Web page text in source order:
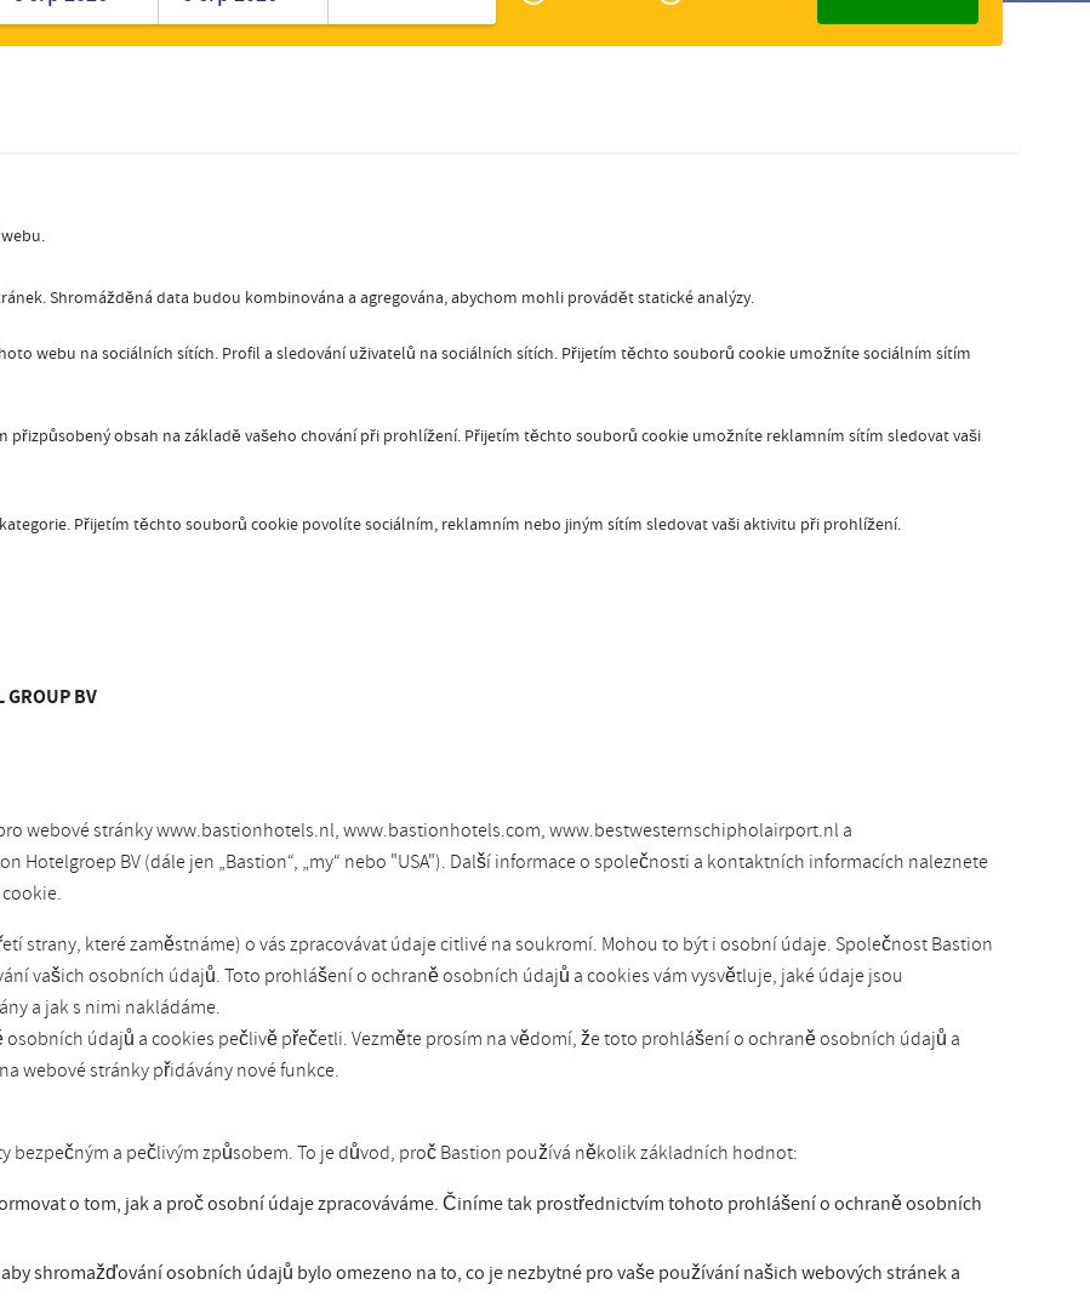
Romanian Turkish
Shromážděná data budou kombinována a agregována, abychom mohli provádět statické analýzy.
webu na sociálních sítích. Profil a sledování uživatelů na sociálních sítích. Přijetím těchto souborů cookie umožníte sociálním sítím
přizpůsobený obsah na základě vašeho chování při prohlížení. Přijetím těchto souborů cookie umožníte reklamním sítím sledovat vaši
Přijetím těchto souborů cookie povolíte sociálním, reklamním nebo jiným sítím sledovat vaši aktivitu při prohlížení.
GROUP BV
webové stránky www.bastionhotels.nl, www.bastionhotels.com, www.bestwesternschipholairport.nl a
BV (dále jen „Bastion“, „my“ nebo "USA"). Další informace o společnosti a kontaktních informacích naleznete
strany, které zaměstnáme) o vás zpracovávat údaje citlivé na soukromí. Mohou to být i osobní údaje. Společnost Bastion
vašich osobních údajů. Toto prohlášení o ochraně osobních údajů a cookies vám vysvětluje, jaké údaje jsou
a jak s nimi nakládáme.
údajů a cookies pečlivě přečetli. Vezměte prosím na vědomí, že toto prohlášení o ochraně osobních údajů a
webové stránky přidávány nové funkce.
bezpečným a pečlivým způsobem. To je důvod, proč Bastion používá několik základních hodnot:
o tom, jak a proč osobní údaje zpracováváme. Činíme tak prostřednictvím tohoto prohlášení o ochraně osobních
shromažďování osobních údajů bylo omezeno na to, co je nezbytné pro vaše používání našich webových stránek a